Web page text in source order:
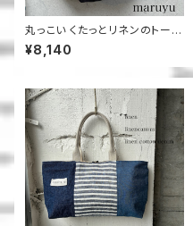
丸っこい くたっとリネンのトート
＿maruyu
¥8,140